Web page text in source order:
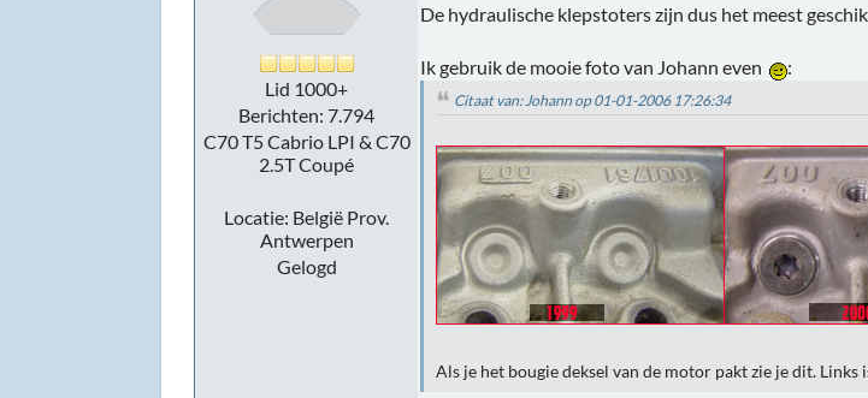
Lid 1000+
Berichten: 7.794
C70 T5 Cabrio LPI & C70
2.5T Coupé
Locatie: België Prov.
Antwerpen
Gelogd
De hydraulische klepstoters zijn dus het meest
Ik gebruik de mooie foto van Johann even :
Citaat van: Johann op 01-01-2006 17:26:34
Als je het bougie deksel van de motor pakt zie je dit.